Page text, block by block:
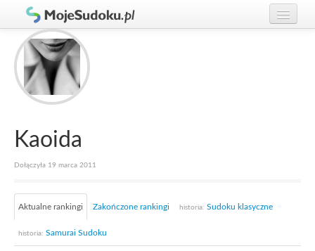
Graj w Sudoku!
Zasady Sudoku
Rankingi
Gracze
Kaoida
Dołączyła 19 marca 2011
Aktualne rankingi Zakończone rankingi historia: Sudoku klasyczne
historia: Samurai Sudoku